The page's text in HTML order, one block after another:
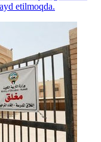
etilmoqda.